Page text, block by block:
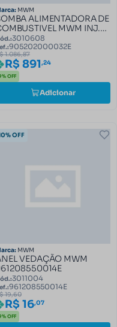
MWM
ALIMENTADORA DE
MWM INJ.
905202000032E
3010608
905202000032E
1.086,87
R$ 891,24
OFF
Adicionar
OFF
MWM
VEDAÇÃO MWM
3011004
961208550014E
19,60
R$ 16,07
OFF